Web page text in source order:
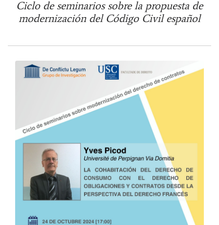
Ciclo de seminarios sobre la propuesta de
modernización del Código Civil español